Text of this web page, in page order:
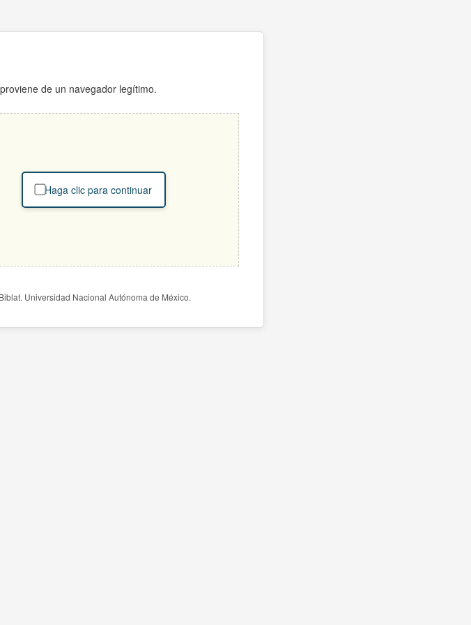
de un navegador legítimo.
Haga clic para continuar
Universidad Nacional Autónoma de México.